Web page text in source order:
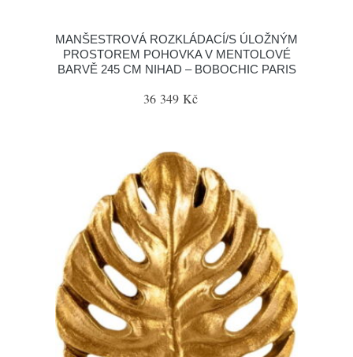
MANŠESTROVÁ ROZKLÁDACÍ/S ÚLOŽNÝM
PROSTOREM POHOVKA V MENTOLOVÉ
BARVĚ 245 CM NIHAD – BOBOCHIC PARIS
36 349 Kč